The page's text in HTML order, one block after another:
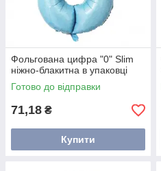
Фольгована цифра "0" Slim
ніжно-блакитна в упаковці
Готово до відправки
71,18 ₴
Купити